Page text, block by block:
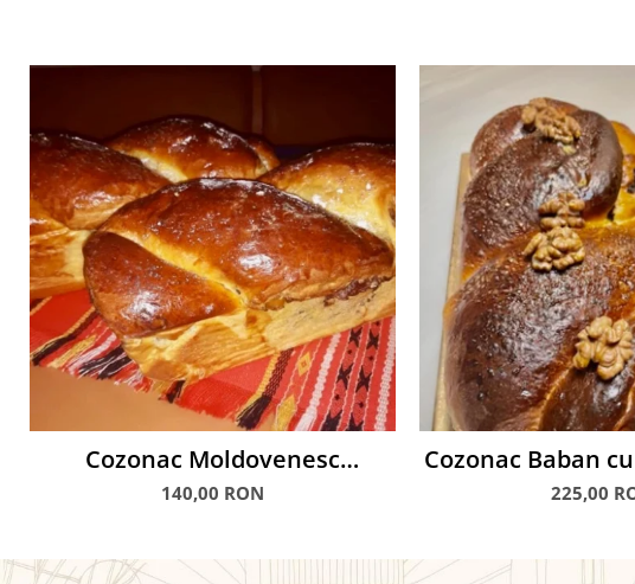
Cozonac Moldovenesc
Traditional, 1.2 kg
140,00 RON
Cozonac Baban
1.5 kg
225,00